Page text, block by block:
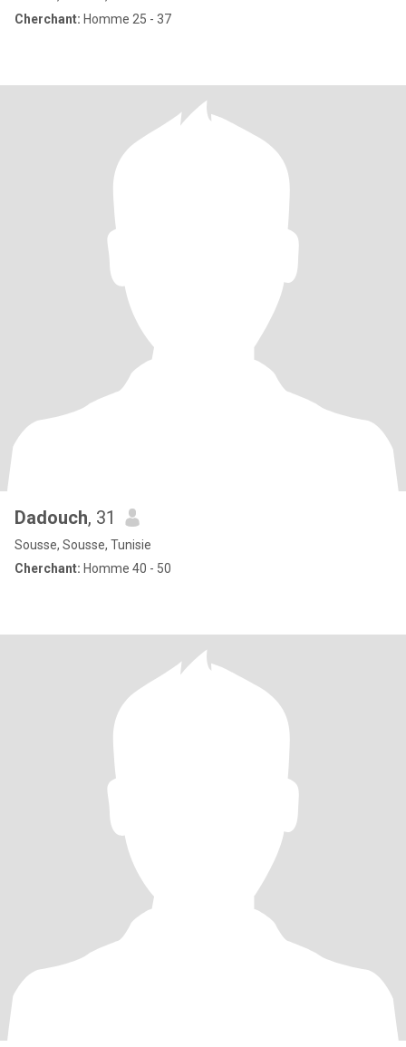
Cherchant: Homme 25 - 37
Dadouch, 31
Sousse, Sousse, Tunisie
Cherchant: Homme 40 - 50